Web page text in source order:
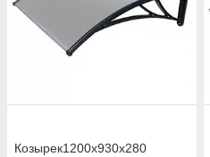
Козырек1200x930x280